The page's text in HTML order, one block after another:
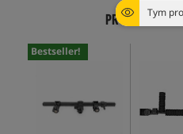
Tym
PRODUKTY Z
Bestseller!